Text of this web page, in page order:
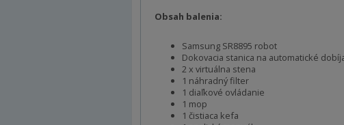
Obsah balenia:
Samsung SR8895 robot
Dokovacia stanica na automatické
2 x virtuálna stena
1 náhradný filter
1 diaľkové ovládanie
1 mop
1 čistiaca kefa